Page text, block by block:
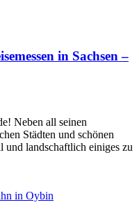
in Sachsen –
Neben all seinen
Städten und schönen
und landschaftlich einiges zu